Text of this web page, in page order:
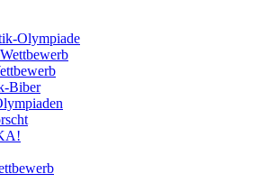
Olympiade
Biber